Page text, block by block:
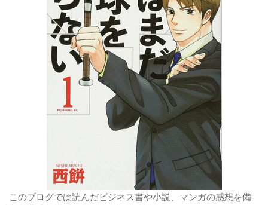
このブログでは読んだビジネス書や小説、マンガの感想を備